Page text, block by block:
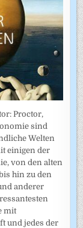
Proctor,
sind
Welten
einigen der
von den alten
hin zu den
anderer
mit
und jedes der